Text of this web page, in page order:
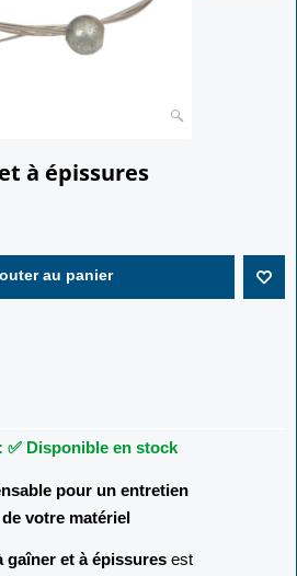
à épissures
au panier
✅ Disponible en stock
pour un entretien
votre matériel
gaîner et à épissures est